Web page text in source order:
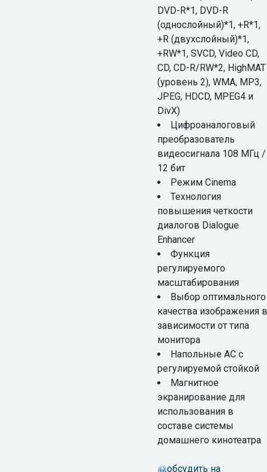
DVD-R*1, DVD-R
(однослойный)*1, +R*1,
+R (двухслойный)*1,
+RW*1, SVCD, Video CD,
CD, CD-R/RW*2, HighMAT
(уровень 2), WMA, МP3,
JPEG, HDCD, MPEG4 и
DivX)
Цифроаналоговый
преобразователь
видеосигнала 108 МГц /
12 бит
Режим Cinema
Технология
повышения четкости
диалогов Dialogue
Enhancer
Функция
регулируемого
масштабирования
Выбор оптимального
качества изображения в
зависимости от типа
монитора
Напольные АС с
регулируемой стойкой
Магнитное
экранирование для
использования в
составе системы
домашнего кинотеатра
обсудить на